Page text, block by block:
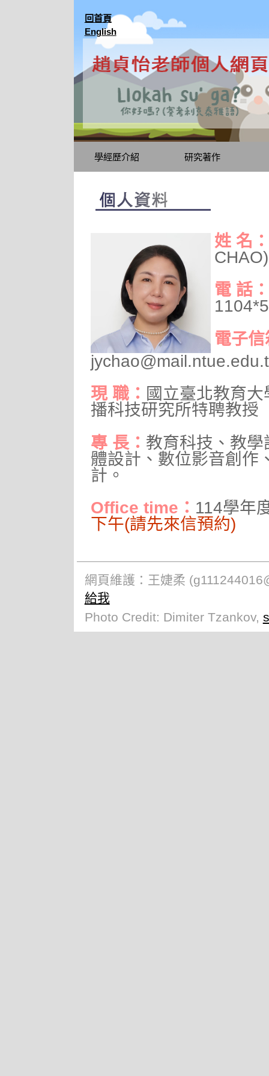
回首頁
English
學經歷介紹 研究著作
姓 名
CHAO)
電 話
電子
現 職： 國立臺北教育
播科技研究所特聘教授
專 長： 教育科技、教
體設計、數位影音創作
計。
Office time： 114學年
下午(請先來信預約)
網頁維護：王婕柔
給我
Photo Credit: Dimiter Tzankov,